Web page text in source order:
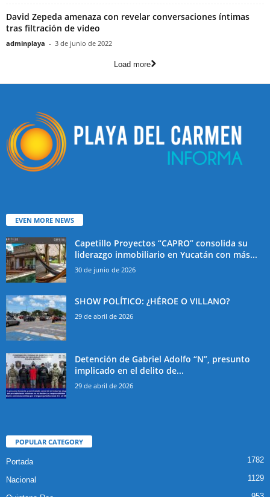
David Zepeda amenaza con revelar conversaciones íntimas
tras filtración de video
adminplaya - 3 de junio de 2022
Load more
EVEN MORE NEWS
Capetillo Proyectos “CAPRO” consolida su
liderazgo inmobiliario en Yucatán con más...
30 de junio de 2026
SHOW POLÍTICO: ¿HÉROE O VILLANO?
29 de abril de 2026
Detención de Gabriel Adolfo “N”, presunto
implicado en el delito de...
29 de abril de 2026
POPULAR CATEGORY
Portada 1782
Nacional 1129